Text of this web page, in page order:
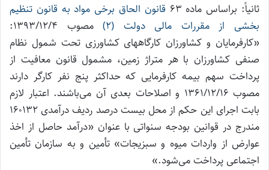
ثانیاً: براساس ماده ۶۳
قانون الحاق برخی مواد به قانون تنظیم
بخشی از مقررات مالی دولت (۲)
مصوب ۱۳۹۳/۱۲/۴:
«کارفرمایان و کشاورزان کارگاههای کشاورزی تحت شمول نظام
صنفی کشاورزان با هر متراژ زمین، مشمول قانون معافیت از
پرداخت سهم بیمه کارفرمایی که حداکثر پنج نفر کارگر دارند
مصوب ۱۳۶۱/۱۲/۱۶ و اصلاحات بعدی آن می‌باشند. اعتبار لازم
بابت اجرای این حکم از محل بیست درصد ردیف درآمدی ۱۶۰۱۳۲
مندرج در قوانین بودجه سنواتی با عنوان «درآمد حاصل از اخذ
عوارض از واردات میوه و سبزیجات» تأمین و به سازمان تأمین
اجتماعی پرداخت می‌شود.»